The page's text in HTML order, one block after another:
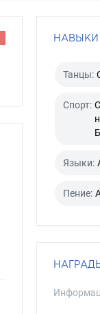
НАВЫКИ
Танцы:
Спорт:
Языки:
Пение: